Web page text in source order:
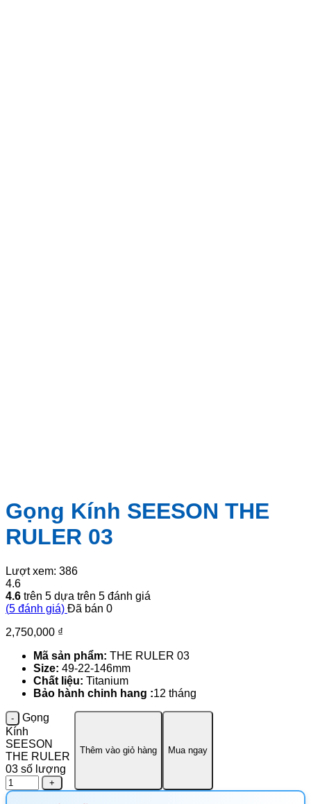
Gọng Kính SEESON THE
RULER 03
Lượt xem: 386
4.6
4.6 trên 5 dựa trên 5 đánh giá
(5 đánh giá) Đã bán 0
2,750,000 ₫
Mã sản phẩm: THE RULER 03
Size: 49-22-146mm
Chất liệu: Titanium
Bảo hành chinh hang :12 tháng
Gọng
Kính
SEESON
THE RULER
03 số lượng
Thêm vào giỏ hàng Mua ngay